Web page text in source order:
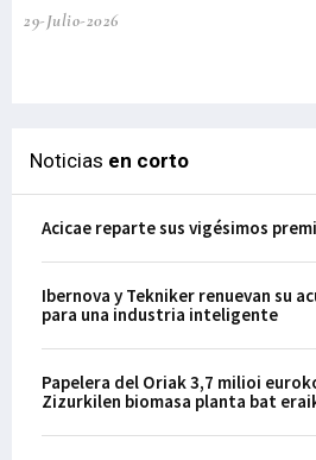
29-Julio-2026
Noticias en corto
Acicae reparte sus vigésimos
Ibernova y Tekniker renuevan su
para una industria inteligente
Papelera del Oriak 3,7 milioi
Zizurkilen biomasa planta bat